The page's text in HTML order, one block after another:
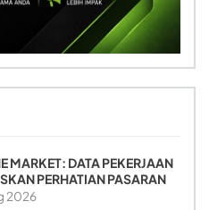
MARKET: DATA PEKERJAAN
PERHATIAN PASARAN
2026